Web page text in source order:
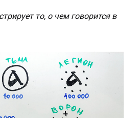
то, о чем говорится в